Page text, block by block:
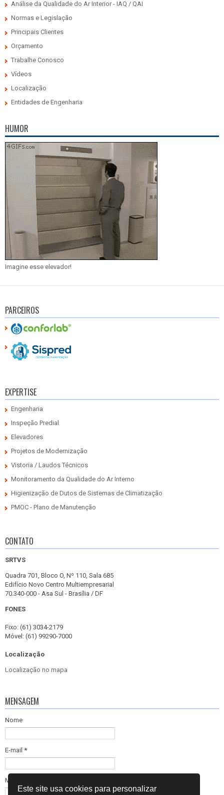
Este site usa cookies para personalizar
Análise da Qualidade do Ar Interior - IAQ / QAI
Normas e Legislação
Principais Clientes
Orçamento
Trabalhe Conosco
Vídeos
Localização
Entidades de Engenharia
HUMOR
Imagine esse elevador!
PARCEIROS
EXPERTISE
Engenharia
Inspeção Predial
Elevadores
Projetos de Modernização
Vistoria / Laudos Técnicos
Monitoramento da Qualidade do Ar Interno
Higienização de Dutos de Sistemas de Climatização
PMOC - Plano de Manutenção
CONTATO
SRTVS
Quadra 701, Bloco O, Nº 110, Sala 685
Edifício Novo Centro Multiempresarial
70.340-000 - Asa Sul - Brasília / DF
FONES
Fixo: (61) 3034-2179
Móvel: (61) 99290-7000
Localização
Localização no mapa
MENSAGEM
Nome
E-mail *
Mensagem